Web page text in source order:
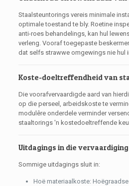
Staalsteuntorings vereis minimale
optimale toestand te bly. Roetine
anti-roes behandelings, kan hul
verleng. Vooraf toegepaste
dat selfs strawwe omgewings nie hul
Koste-doeltreffendheid van
Die voorafvervaardigde aard van
op die perseel, arbeidskoste te
modulêre onderdele verminder
staaltorings 'n kostedoeltreffende
Uitdagings in die
Sommige uitdagings sluit in:
Hoë materiaalkoste: